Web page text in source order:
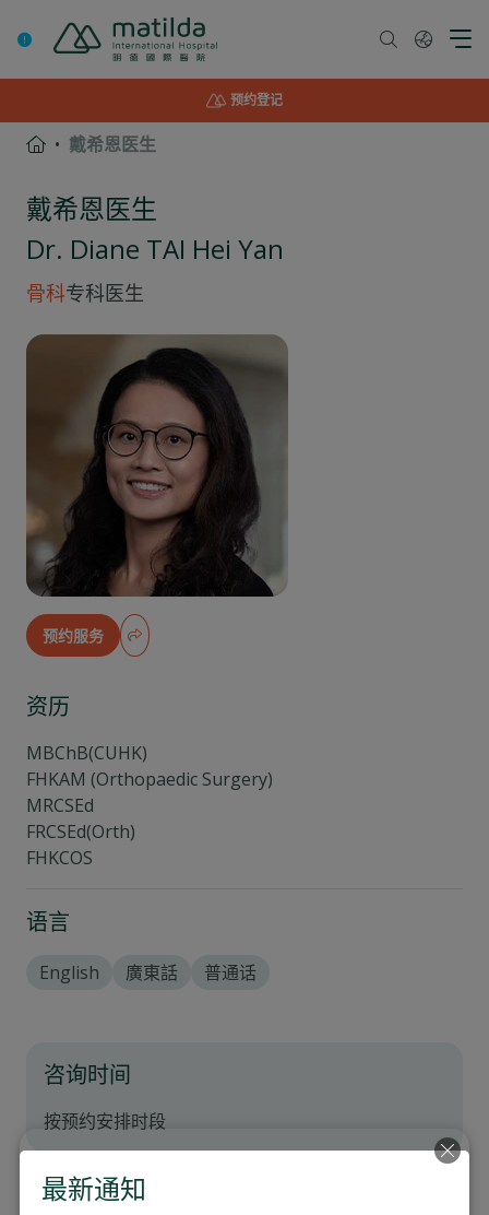
预约登记
戴希恩医生
戴希恩医生
Dr. Diane TAI Hei Yan
骨科专科医生
预约服务
资历
MBChB(CUHK)
FHKAM (Orthopaedic Surgery)
MRCSEd
FRCSEd(Orth)
FHKCOS
语言
English 廣東話 普通话
咨询时间
按预约安排时段
服务地点
最新通知